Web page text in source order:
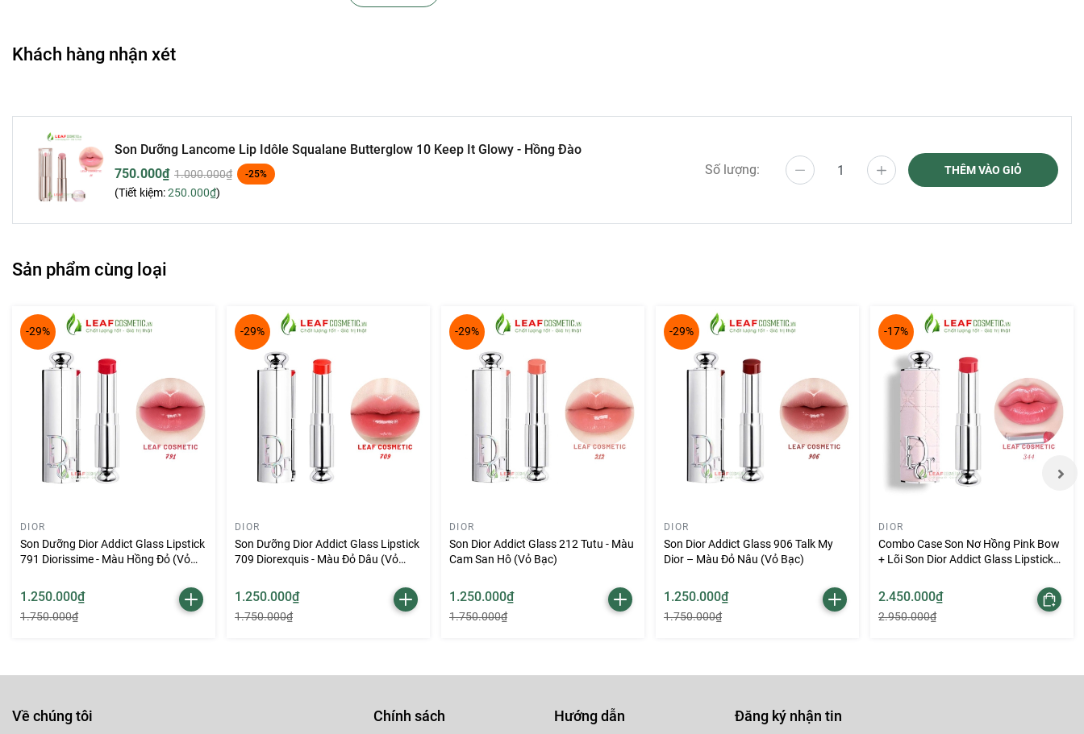
cùngcông thức dưỡng chuyên sâu . Với thành phần giàu vàbơ dưỡng ẩm
, son giúp phục hồi môi khô, nứt nẻ, duy
trì độ ẩm mượt lâu dài, đồng thời mang lại hiệu ứng căng mọng bóng nhẹ đầy quyến rũ.
Màu son hồng đào baby trong trẻo, dễ dàng sử dụng hàng ngày, phù hợp với mọi tông da và nhiều phong cách trang điểm khác nhau.
Dù bạn chỉ muốn một lớp son dưỡng nhẹ nhàng khi đi làm, đi học, hay muốn kết hợp cùng lớp son lì để tăng độ bóng bẩy, Lancome
Lip Idôle Butterglow 10 Hồng Đào
Khách hàng nhận xét
Son Dưỡng Lancome Lip Idôle Squalane Butterglow 10 Keep It Glowy - Hồng Đào
750.000₫ 1.000.000₫ -25%
(Tiết kiệm:250.000₫)
Số lượng: THÊM VÀO GIỎ
Sản phẩm cùng loại
-29%
DIOR
Son Dưỡng Dior Addict Glass Lipstick
791 Diorissime - Màu Hồng Đỏ (Vỏ
1.250.000₫
1.750.000₫
-29%
DIOR
Son Dưỡng Dior Addict Glass Lipstick
709 Diorexquis - Màu Đỏ Dâu (Vỏ
1.250.000₫
1.750.000₫
-29%
DIOR
Son Dior Addict Glass 212 Tutu - Màu
Cam San Hô (Vỏ Bạc)
1.250.000₫
1.750.000₫
-29%
DIOR
Son Dior Addict Glass 906 Talk My
Dior – Màu Đỏ Nâu (Vỏ Bạc)
1.250.000₫
1.750.000₫
-17%
DIOR
Combo Case Son Nơ Hồng Pink Bow
+ Lõi Son Dior Addict Glass Lipstick
2.450.000₫
2.950.000₫
Về chúng tôi Chính sách Hướng dẫn Đăng ký nhận tin